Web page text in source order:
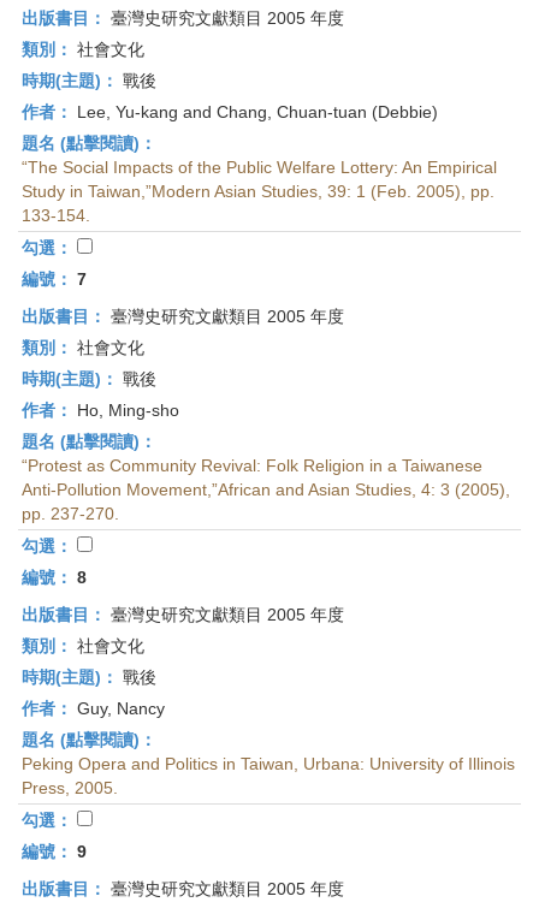
出版書目： 臺灣史研究文獻類目 2005 年度
類別： 社會文化
時期(主題)： 戰後
作者：
Lee, Yu-kang and Chang, Chuan-tuan (Debbie)
題名 (點擊閱讀)：
“The Social Impacts of the Public Welfare Lottery: An Empirical
Study in Taiwan,”Modern Asian Studies, 39: 1 (Feb. 2005), pp.
133-154.
勾選：
編號： 7
出版書目： 臺灣史研究文獻類目 2005 年度
類別： 社會文化
時期(主題)： 戰後
作者：
Ho, Ming-sho
題名 (點擊閱讀)：
“Protest as Community Revival: Folk Religion in a Taiwanese
Anti-Pollution Movement,”African and Asian Studies, 4: 3 (2005),
pp. 237-270.
勾選：
編號： 8
出版書目： 臺灣史研究文獻類目 2005 年度
類別： 社會文化
時期(主題)： 戰後
作者： Guy, Nancy
題名 (點擊閱讀)：
Peking Opera and Politics in Taiwan, Urbana: University of Illinois
Press, 2005.
勾選：
編號： 9
出版書目： 臺灣史研究文獻類目 2005 年度